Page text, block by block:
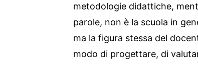
metodologie didattiche,
parole, non è la scuola in
ma la figura stessa del
modo di progettare, di